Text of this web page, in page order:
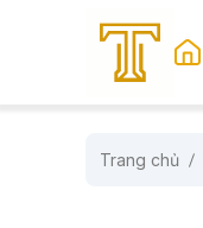
Trang chủ